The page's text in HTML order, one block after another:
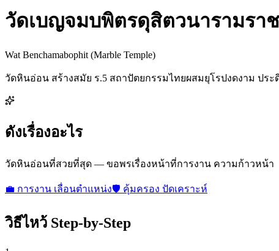
วัดเบญจมบพิตรดุสิตวนารามรา
Wat Benchamabophit (Marble Temple)
วัดหินอ่อน สร้างสมัย ร.5 สถาปัตยกรรมไทยผสมยุโรปงดงาม ปร
ดังเรื่องอะไร
วัดหินอ่อนที่สวยที่สุด — ขอพรเรื่องหน้าที่การงาน ความก้าวหน้า
💼 การงาน เลื่อนตำแหน่ง🛡️ คุ้มครอง ปัดเคราะห์
วิธีไหว้ Step-by-Step